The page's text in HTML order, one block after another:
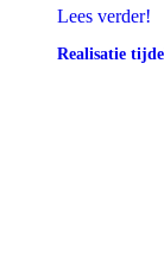
Lees verder!
Realisatie